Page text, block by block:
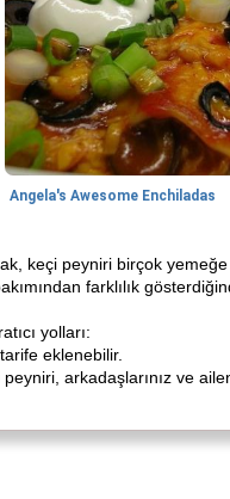
Angela's Awesome Enchiladas
keçi peyniri birçok yemeğe
farklılık
yolları:
eklenebilir.
arkadaşlarınız ve